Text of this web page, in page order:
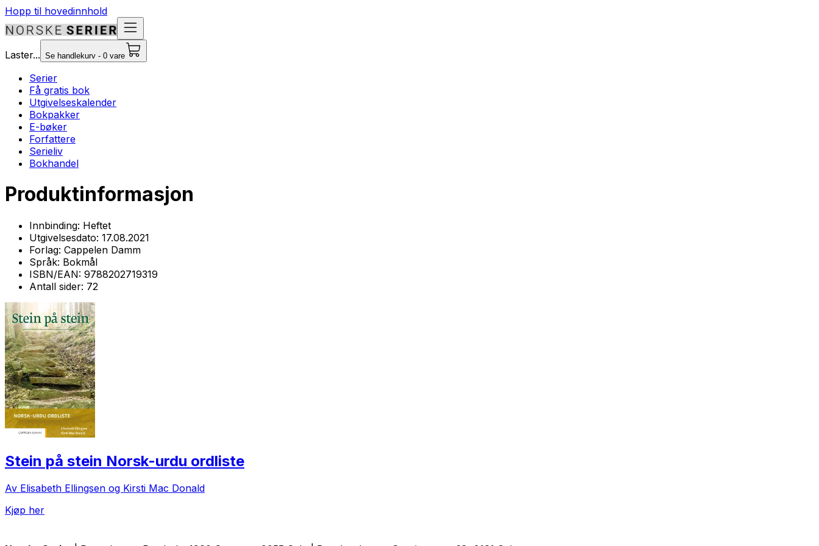
Hopp til hovedinnhold
Laster... Se handlekurv - 0 vare
Serier
Få gratis bok
Utgivelseskalender
Bokpakker
E-bøker
Forfattere
Serieliv
Bokhandel
Produktinformasjon
Innbinding: Heftet
Utgivelsesdato: 17.08.2021
Forlag: Cappelen Damm
Språk: Bokmål
ISBN/EAN: 9788202719319
Antall sider: 72
Stein på stein Norsk-urdu ordliste
Av Elisabeth Ellingsen og Kirsti Mac Donald
Kjøp her